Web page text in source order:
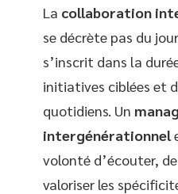
La collaboration
se décrète pas du
s’inscrit dans la
initiatives ciblées et
quotidiens. Un
intergénérationnel
volonté d’écouter,
valoriser les